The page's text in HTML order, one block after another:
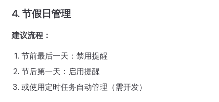
4. 节假日管理
建议流程：
节前最后一天：禁用提醒
节后第一天：启用提醒
或使用定时任务自动管理（需开发）